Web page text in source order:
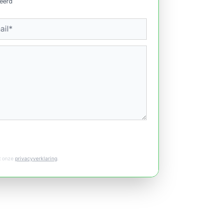
onze privacyverklaring.